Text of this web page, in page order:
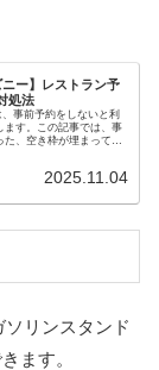
ニー】レストラン予
処法
事前予約をしないと利
ます。この記事では、事
、空き枠が埋まってし
2025.11.04
リンスタンド
ます。